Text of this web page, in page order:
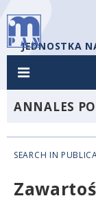
JEDNOSTKA
ANNALES
SEARCH IN